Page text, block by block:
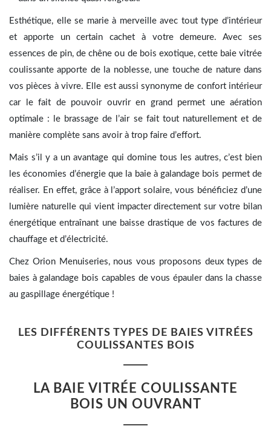
Esthétique, elle se marie à merveille avec tout type d’intérieur
et apporte un certain cachet à votre demeure. Avec ses
essences de pin, de chêne ou de bois exotique, cette baie vitrée
coulissante apporte de la noblesse, une touche de nature dans
vos pièces à vivre. Elle est aussi synonyme de confort intérieur
car le fait de pouvoir ouvrir en grand permet une aération
optimale : le brassage de l’air se fait tout naturellement et de
manière complète sans avoir à trop faire d’effort.
Mais s’il y a un avantage qui domine tous les autres, c’est bien
les économies d’énergie que la baie à galandage bois permet de
réaliser. En effet, grâce à l’apport solaire, vous bénéficiez d’une
lumière naturelle qui vient impacter directement sur votre bilan
énergétique entraînant une baisse drastique de vos factures de
chauffage et d’électricité.
Chez Orion Menuiseries, nous vous proposons deux types de
baies à galandage bois capables de vous épauler dans la chasse
au gaspillage énergétique !
LES DIFFÉRENTS TYPES DE BAIES VITRÉES
COULISSANTES BOIS
LA BAIE VITRÉE COULISSANTE
BOIS UN OUVRANT